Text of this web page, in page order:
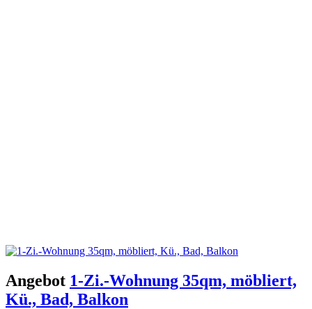
Angebot 1-Zi.-Wohnung 35qm, möbliert,
Kü., Bad, Balkon